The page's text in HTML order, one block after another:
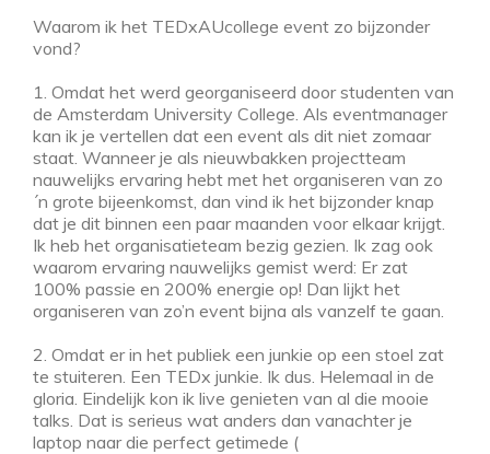
Waarom ik het TEDxAUcollege event zo bijzonder
vond?
1. Omdat het werd georganiseerd door studenten van
de Amsterdam University College. Als eventmanager
kan ik je vertellen dat een event als dit niet zomaar
staat. Wanneer je als nieuwbakken projectteam
nauwelijks ervaring hebt met het organiseren van zo
´n grote bijeenkomst, dan vind ik het bijzonder knap
dat je dit binnen een paar maanden voor elkaar krijgt.
Ik heb het organisatieteam bezig gezien. Ik zag ook
waarom ervaring nauwelijks gemist werd: Er zat
100% passie en 200% energie op! Dan lijkt het
organiseren van zo’n event bijna als vanzelf te gaan.
2. Omdat er in het publiek een junkie op een stoel zat
te stuiteren. Een TEDx junkie. Ik dus. Helemaal in de
gloria. Eindelijk kon ik live genieten van al die mooie
talks. Dat is serieus wat anders dan vanachter je
laptop naar die perfect getimede (